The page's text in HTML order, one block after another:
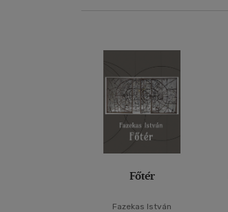
Főtér
Fazekas István